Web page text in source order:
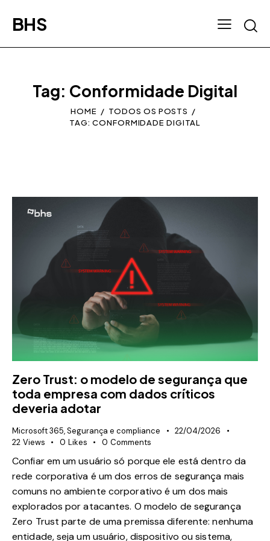
BHS
Tag: Conformidade Digital
HOME
TODOS OS POSTS
TAG: CONFORMIDADE DIGITAL
Zero Trust: o modelo de segurança que
toda empresa com dados críticos
deveria adotar
Microsoft 365,Segurança e compliance
22/04/2026
22 Views 0 Likes 0 Comments
Confiar em um usuário só porque ele está dentro da
rede corporativa é um dos erros de segurança mais
comuns no ambiente corporativo é um dos mais
explorados por atacantes. O modelo de segurança
Zero Trust parte de uma premissa diferente: nenhuma
entidade, seja um usuário, dispositivo ou sistema,